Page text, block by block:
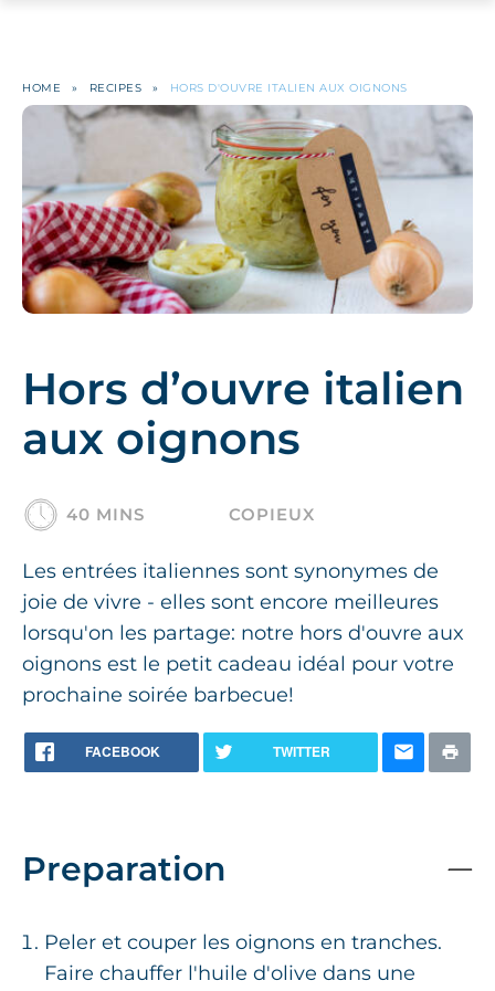
HOME » RECIPES » HORS D'OUVRE ITALIEN AUX OIGNONS
Hors d’ouvre italien
aux oignons
40 MINS COPIEUX
Les entrées italiennes sont synonymes de
joie de vivre - elles sont encore meilleures
lorsqu'on les partage: notre hors d'ouvre aux
oignons est le petit cadeau idéal pour votre
prochaine soirée barbecue!
FACEBOOK TWITTER
Preparation
Peler et couper les oignons en tranches.
Faire chauffer l'huile d'olive dans une